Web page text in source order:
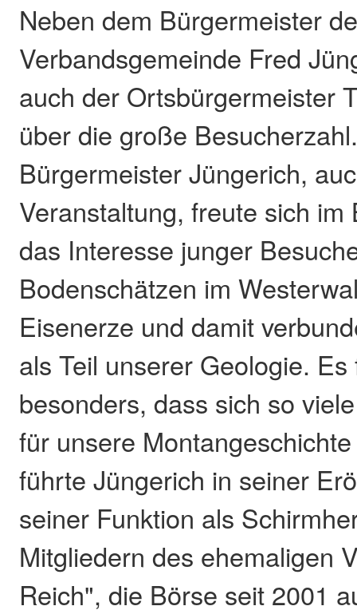
Neben dem Bürgermeister
Verbandsgemeinde Fred
auch der Ortsbürgermeister
über die große
Bürgermeister Jüngerich,
Veranstaltung, freute sich
das Interesse junger
Bodenschätzen im
Eisenerze und damit
als Teil unserer Geologie.
besonders, dass sich so
für unsere
führte Jüngerich in seiner
seiner Funktion als
Mitgliedern des ehemaligen
Reich", die Börse seit 2001